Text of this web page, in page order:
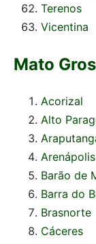
Terenos
Vicentina
Mato
Acorizal
Alto
Arenápolis
Barão de
Barra do
Brasnorte
Cáceres